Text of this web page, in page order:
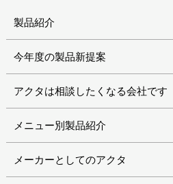
製品紹介
今年度の製品新提案
アクタは相談したくなる会社です
メニュー別製品紹介
メーカーとしてのアクタ